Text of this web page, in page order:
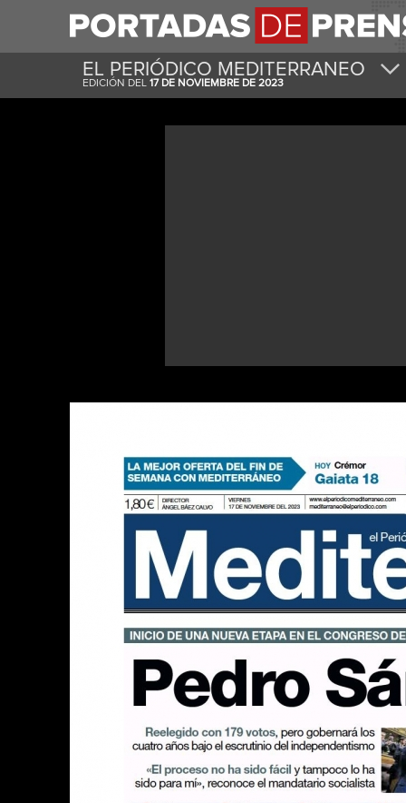
EL PERIÓDICO MEDITERRANEO
EDICIÓN DEL 17 DE NOVIEMBRE DE 2023